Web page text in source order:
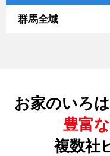
群馬全域
お家のいろ
豊富
複数社